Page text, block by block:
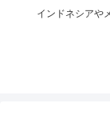
インドネシアや